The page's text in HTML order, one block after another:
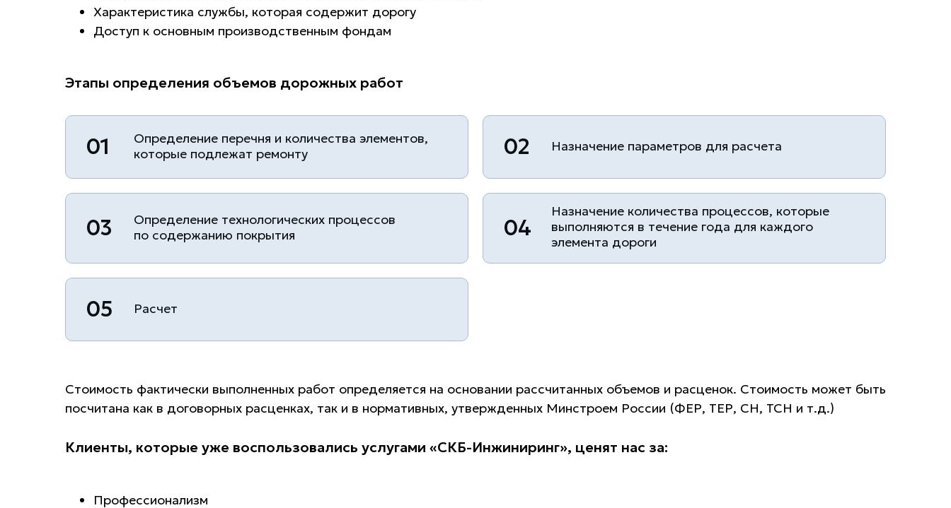
Характеристика службы, которая содержит дорогу
Доступ к основным производственным фондам
Этапы определения объемов дорожных работ
Расчет
05
Назначение количества процессов, которые
выполняются в течение года для каждого
элемента дороги
04
Определение технологических процессов
по содержанию покрытия
03
Назначение параметров для расчета
02
Определение перечня и количества элементов,
которые подлежат ремонту
01
Стоимость фактически выполненных работ определяется на основании рассчитанных объемов и расценок. Стоимость может быть
посчитана как в договорных расценках, так и в нормативных, утвержденных Минстроем России (ФЕР, ТЕР, СН, ТСН и т.д.)
Клиенты, которые уже воспользовались услугами «СКБ-Инжиниринг», ценят нас за:
Профессионализм